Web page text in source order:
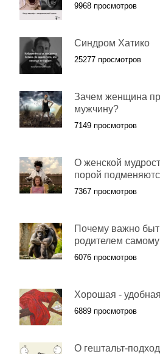
9968 просмотров
Синдром Хатико
25277 просмотров
Зачем женщина
мужчину?
7149 просмотров
О женской
порой
7367 просмотров
Почему важно
родителем
6076 просмотров
Хopoшая -
6889 просмотров
О гештальт-